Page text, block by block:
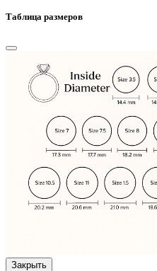
Таблица размеров
Закрыть